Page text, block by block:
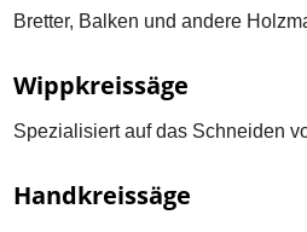
Bretter, Balken und andere
Wippkreissäge
Spezialisiert auf das Schneiden
Handkreissäge